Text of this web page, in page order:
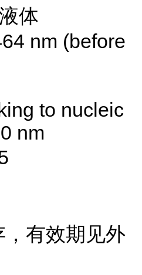
体
nm (before
to nucleic
nm
有效期见外